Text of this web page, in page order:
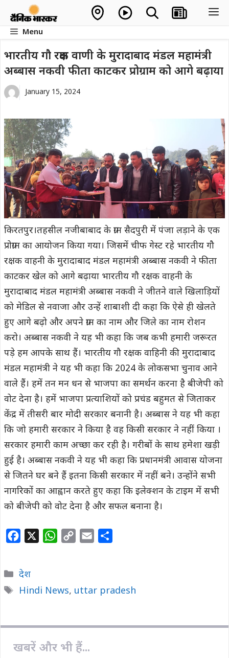
contentMenu
भारतीय गौ रक्षक वाणी के मुरादाबाद मंडल महामंत्री
अब्बास नकवी फीता काटकर प्रोग्राम को आगे बढ़ाया
January 15, 2024
किरतपुर।तहसील नजीबाबाद के ग्राम सैदपुरी में पंजा लड़ाने के एक
प्रोग्राम का आयोजन किया गया। जिसमें चीफ गेस्ट रहे भारतीय गौ
रक्षक वाहनी के मुरादाबाद मंडल महामंत्री अब्बास नकवी ने फीता
काटकर खेल को आगे बढ़ाया भारतीय गौ रक्षक वाहनी के
मुरादाबाद मंडल महामंत्री अब्बास नकवी ने जीतने वाले खिलाड़ियों
को मेडिल से नवाजा और उन्हें शाबाशी दी कहा कि ऐसे ही खेलते
हुए आगे बढ़ो और अपने ग्राम का नाम और जिले का नाम रोशन
करो। अब्बास नकवी ने यह भी कहा कि जब कभी हमारी जरूरत
पड़े हम आपके साथ हैं। भारतीय गौ रक्षक वाहिनी की मुरादाबाद
मंडल महामंत्री ने यह भी कहा कि 2024 के लोकसभा चुनाव आने
वाले हैं। हमें तन मन धन से भाजपा का समर्थन करना है बीजेपी को
वोट देना है। हमें भाजपा प्रत्याशियों को प्रचंड बहुमत से जिताकर
केंद्र में तीसरी बार मोदी सरकार बनानी है। अब्बास ने यह भी कहा
कि जो हमारी सरकार ने किया है वह किसी सरकार ने नहीं किया ।
सरकार हमारी काम अच्छा कर रही है। गरीबों के साथ हमेशा खड़ी
हुई है। अब्बास नकवी ने यह भी कहा कि प्रधानमंत्री आवास योजना
से जितने घर बने हैं इतना किसी सरकार में नहीं बने। उन्होंने सभी
नागरिकों का आह्वान करते हुए कहा कि इलेक्शन के टाइम में सभी
को बीजेपी को वोट देना है और सफल बनाना है।
e
b
W
s
L
l
e
Categories
देश
Tags
Hindi News, uttar pradesh
खबरें और भी हैं...